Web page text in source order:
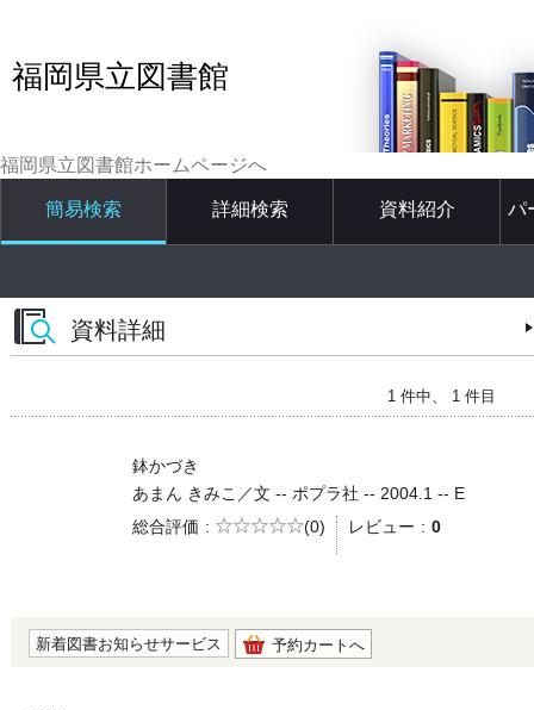
福岡県立図書館
福岡県立図書館ホームページへ
簡易検索 詳細検索 資料紹介 パ
資料詳細
1 件中、 1 件目
鉢かづき
あまん きみこ／文 -- ポプラ社 -- 2004.1 -- E
総合評価
5段階評価
(0) レビュー 0
新着図書お知らせサービス 予約カートへ